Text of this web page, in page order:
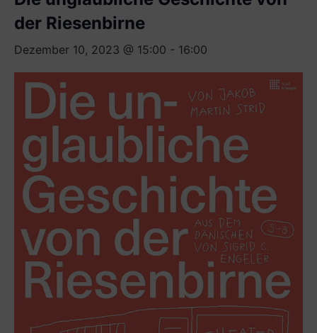
der Riesenbirne
Dezember 10, 2023 @ 15:00 - 16:00